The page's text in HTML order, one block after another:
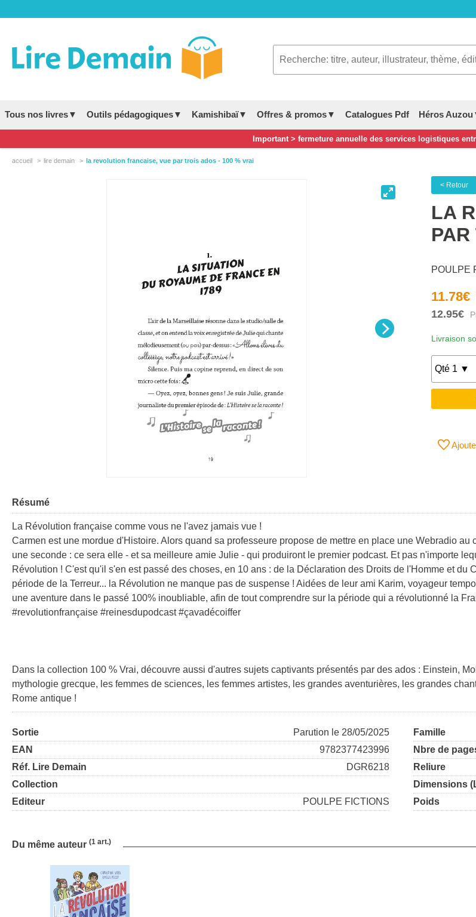
Tous nos livres▼ Outils pédagogiques▼ Kamishibaï▼ Offres & promos▼ Catalogues Pdf Héros
Important > fermeture annuelle des services logistiques
accueil lire demain la revolution francaise, vue par trois ados - 100 % vrai
< Retour
LA
POULPE
11.78€
12.95€
Livraison
Résumé
La Révolution française comme vous ne l'avez jamais vue !
Carmen est une mordue d'Histoire. Alors quand sa professeure propose de mettre en place une Webradio
une seconde : ce sera elle - et sa meilleure amie Julie - qui produiront le premier podcast. Et pas n'importe
Révolution ! C'est qu'il s'en est passé des choses, en 10 ans : de la Déclaration des Droits de l'Homme et
période de la Terreur... la Révolution ne manque pas de suspense ! Aidées de leur ami Karim, voyageur
une aventure dans le passé 100% inoubliable, afin de tout comprendre sur la période qui a révolutionné la
#revolutionfrançaise #reinesdupodcast #çavadécoiffer
Dans la collection 100 % Vrai, découvre aussi d'autres sujets captivants présentés par des ados : Einstein,
mythologie grecque, les femmes de sciences, les femmes artistes, les grandes aventurières, les grandes
Rome antique !
Sortie
Parution le 28/05/2025
EAN
9782377423996
Réf. Lire Demain
DGR6218
Collection
Editeur
POULPE FICTIONS
Famille
Nbre de
Reliure
Dimensions
Poids
Du même auteur (1 art.)